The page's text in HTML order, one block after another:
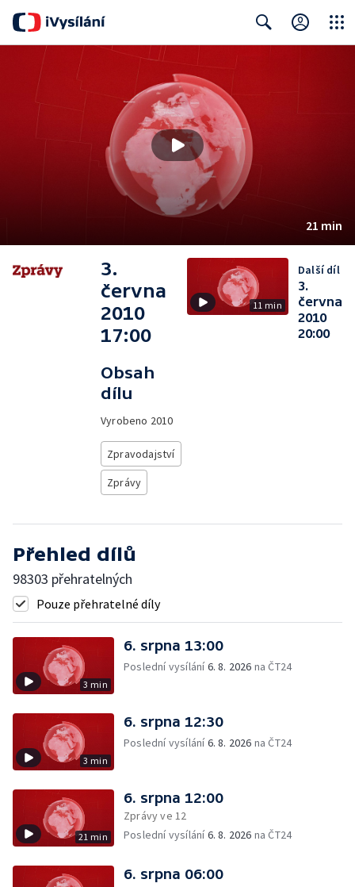
21 min
3.
června
2010
17:00
Obsah
dílu
Vyrobeno 2010
Zpravodajství
Zprávy
11 min
Další díl
3.
června
2010
20:00
Přehled dílů
98303 přehratelných
Pouze přehratelné díly
3 min
6. srpna 13:00
Poslední vysílání6. 8. 2026 na ČT24
3 min
6. srpna 12:30
Poslední vysílání6. 8. 2026 na ČT24
21 min
6. srpna 12:00
Zprávy ve 12
Poslední vysílání6. 8. 2026 na ČT24
6. srpna 06:00